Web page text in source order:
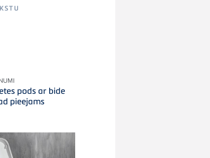
pods ar bide
pieejams